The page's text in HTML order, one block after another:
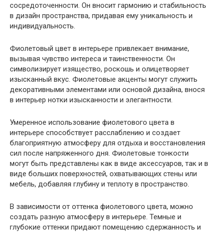
сосредоточенности. Он вносит гармонию и стабильность
в дизайн пространства, придавая ему уникальность и
индивидуальность.
Фиолетовый цвет в интерьере привлекает внимание,
вызывая чувство интереса и таинственности. Он
символизирует изящество, роскошь и олицетворяет
изысканный вкус. Фиолетовые акценты могут служить
декоративными элементами или основой дизайна, внося
в интерьер нотки изысканности и элегантности.
Умеренное использование фиолетового цвета в
интерьере способствует расслаблению и создает
благоприятную атмосферу для отдыха и восстановления
сил после напряженного дня. Фиолетовые тонкости
могут быть представлены как в виде аксессуаров, так и в
виде больших поверхностей, охватывающих стены или
мебель, добавляя глубину и теплоту в пространство.
В зависимости от оттенка фиолетового цвета, можно
создать разную атмосферу в интерьере. Темные и
глубокие оттенки придают помещению сдержанность и